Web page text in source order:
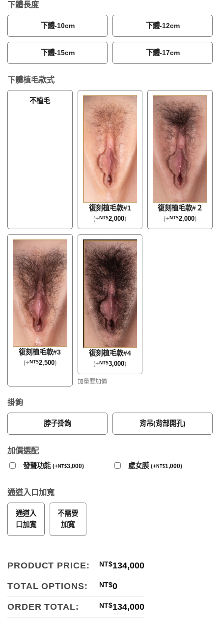
下體長度
下體-10cm 下體-12cm
下體-15cm 下體-17cm
下體植毛款式
不植毛
復刻植毛款#1
(+NT$2,000)
復刻植毛款#２
(+NT$2,000)
復刻植毛款#3
(+NT$2,500)
復刻植毛款#4
(+NT$3,000)
加量要加價
掛鉤
脖子掛鉤 背吊(背部開孔)
加價選配
發聲功能 (+NT$3,000) 處女膜 (+NT$1,000)
通道入口加寬
通道入
口加寬
不需要
加寬
PRODUCT PRICE: NT$134,000
TOTAL OPTIONS: NT$0
ORDER TOTAL: NT$134,000